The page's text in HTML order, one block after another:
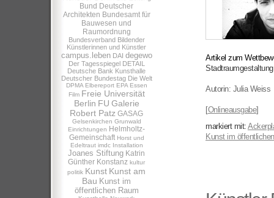
Bund Deutscher
Architekten Bundesamt für
Bauwesen und
Raumordnung
Bundesverband Bildender
Künstlerinnen und Künstler
campus.leben DAI degewo
Der Tagesspiegel DETAIL
Deutsche Bank Kunsthalle
Deutscher Bundestag Die Welt
DPMA Elbereport EPA Essen
Film Freie Universität
Berlin FU Galerie
Robert Patz GASAG
Gelsenkirchen Grunwald
Einrichtungen Helmholtz-
Gemeinschaft Horst und
Edeltraut imdc Installation
Joanes Stiftung Katrin
Günther Konstanz kultur
politik Kunst Kunst am
Bau Kunst im
öffentlichen Raum
Artikel zum
Autorin: Julia Weiss
[Onlineausgabe]
markiert mit:
Kunst im